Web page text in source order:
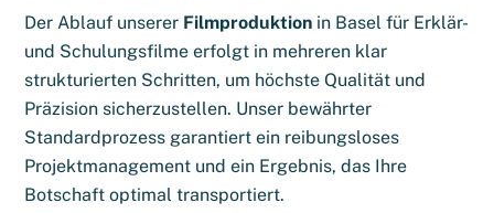
e
Der Ablauf unserer Filmproduktion in Basel für Erklär-
und Schulungsfilme erfolgt in mehreren klar
strukturierten Schritten, um höchste Qualität und
Präzision sicherzustellen. Unser bewährter
Standardprozess garantiert ein reibungsloses
Projektmanagement und ein Ergebnis, das Ihre
Botschaft optimal transportiert.